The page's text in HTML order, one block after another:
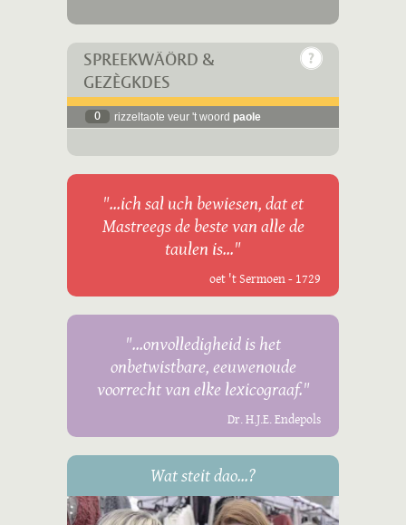
SPREEKWÄÖRD &
GEZÈGKDES
0 rizzeltaote veur 't woord paole
"...ich sal uch bewiesen, dat et
Mastreegs de beste van alle de
taulen is..."
oet 't Sermoen - 1729
"...onvolledigheid is het
onbetwistbare, eeuwenoude
voorrecht van elke lexicograaf."
Dr. H.J.E. Endepols
Wat steit dao...?